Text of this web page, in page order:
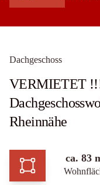
Dachgeschoss
VERMIETET
Rheinnähe
ca. 83